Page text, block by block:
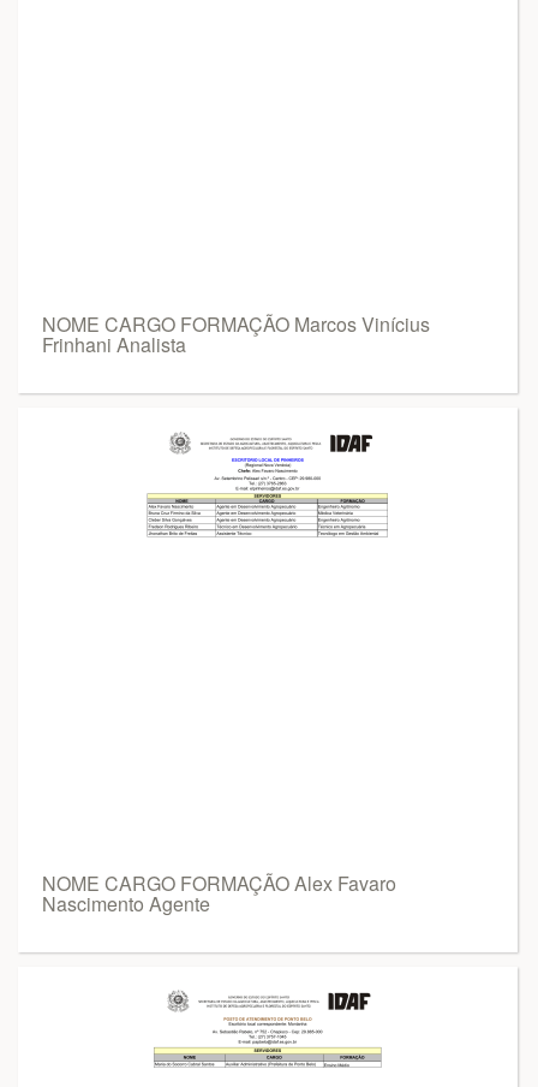
NOME CARGO FORMAÇÃO Marcos Vinícius
Frinhani Analista
NOME CARGO FORMAÇÃO Alex Favaro
Nascimento Agente